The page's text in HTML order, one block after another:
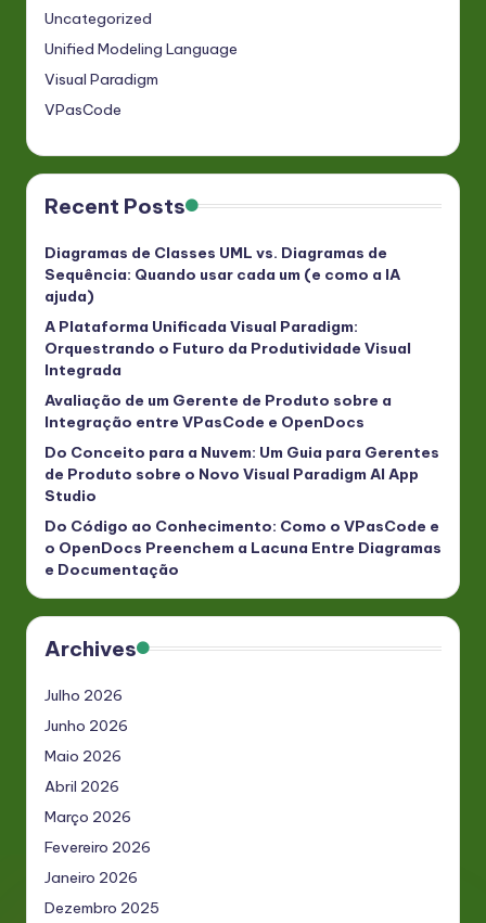
Uncategorized
Unified Modeling Language
Visual Paradigm
VPasCode
Recent Posts
Diagramas de Classes UML vs. Diagramas de
Sequência: Quando usar cada um (e como a IA
ajuda)
A Plataforma Unificada Visual Paradigm:
Orquestrando o Futuro da Produtividade Visual
Integrada
Avaliação de um Gerente de Produto sobre a
Integração entre VPasCode e OpenDocs
Do Conceito para a Nuvem: Um Guia para Gerentes
de Produto sobre o Novo Visual Paradigm AI App
Studio
Do Código ao Conhecimento: Como o VPasCode e
o OpenDocs Preenchem a Lacuna Entre Diagramas
e Documentação
Archives
Julho 2026
Junho 2026
Maio 2026
Abril 2026
Março 2026
Fevereiro 2026
Janeiro 2026
Dezembro 2025